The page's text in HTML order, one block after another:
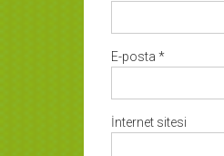
E-posta *
İnternet sitesi